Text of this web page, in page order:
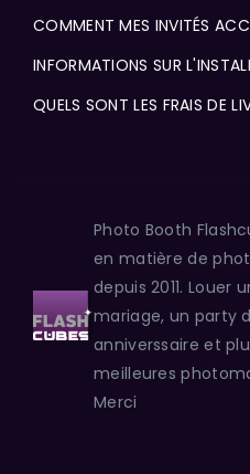
COMMENT MES INVITÉS
INFORMATIONS SUR
QUELS SONT LES FRAIS DE
Photo Booth
en matière de
depuis 2011. Louer
mariage, un party
anniverssaire et
meilleures
Merci